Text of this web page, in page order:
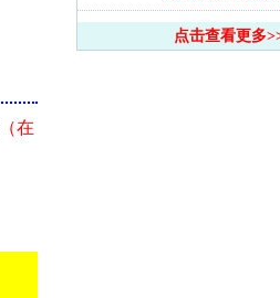
（在
点击查看更多